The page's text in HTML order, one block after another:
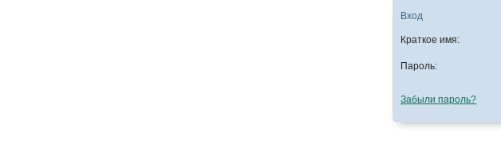
Вход
Краткое имя:
Пароль:
Забыли пароль?